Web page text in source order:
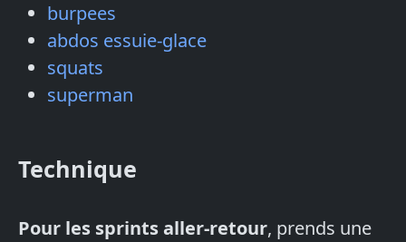
burpees
abdos essuie-glace
squats
superman
Technique
Pour les sprints aller-retour, prends une